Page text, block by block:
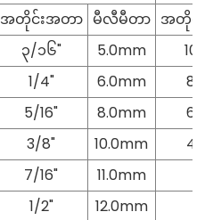
အတိုင်းအတာ မီလီမီတာ အတိုင်း
၃/၁၆" 5.0mm
1/4" 6.0mm
5/16"
8.0mm
3/8"
10.0mm
7/16"
11.0mm
1/2"
12.0mm